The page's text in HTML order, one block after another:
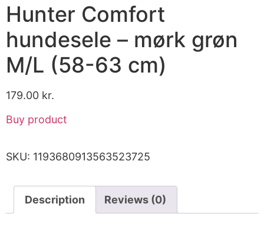
Hunter Comfort
hundesele – mørk grøn
M/L (58-63 cm)
179.00 kr.
Buy product
SKU: 1193680913563523725
Description Reviews (0)